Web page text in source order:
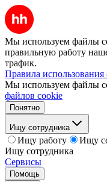
Мы используем файлы
правильную работу
трафик.
Правила
Мы используем файлы
файлов cookie
Понятно
Ищу сотрудника
Ищу работу
Ищу
Ищу сотрудника
Сервисы
Помощь